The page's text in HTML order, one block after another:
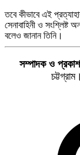
তবে কীভাবে এই
সেনাবাহিনী ও সংশ্লিষ্ট
বলেও জানান তিনি।
সম্পাদক ও
চট্টগ্রাম।